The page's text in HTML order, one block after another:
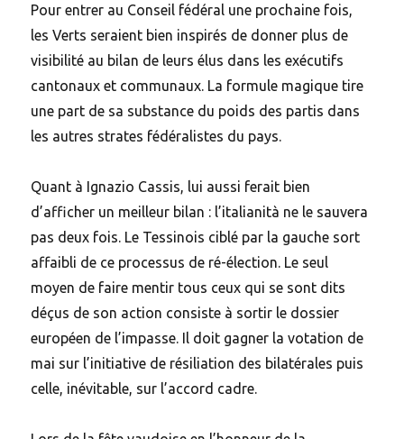
Pour entrer au Conseil fédéral une prochaine fois,
les Verts seraient bien inspirés de donner plus de
visibilité au bilan de leurs élus dans les exécutifs
cantonaux et communaux. La formule magique tire
une part de sa substance du poids des partis dans
les autres strates fédéralistes du pays.
Quant à Ignazio Cassis, lui aussi ferait bien
d’afficher un meilleur bilan : l’italianità ne le sauvera
pas deux fois. Le Tessinois ciblé par la gauche sort
affaibli de ce processus de ré-élection. Le seul
moyen de faire mentir tous ceux qui se sont dits
déçus de son action consiste à sortir le dossier
européen de l’impasse. Il doit gagner la votation de
mai sur l’initiative de résiliation des bilatérales puis
celle, inévitable, sur l’accord cadre.